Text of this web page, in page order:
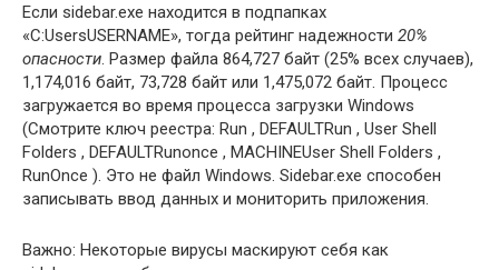
Если sidebar.exe находится в подпапках
«C:UsersUSERNAME», тогда рейтинг надежности 20%
опасности. Размер файла 864,727 байт (25% всех случаев),
1,174,016 байт, 73,728 байт или 1,475,072 байт. Процесс
загружается во время процесса загрузки Windows
(Смотрите ключ реестра: Run , DEFAULTRun , User Shell
Folders , DEFAULTRunonce , MACHINEUser Shell Folders ,
RunOnce ). Это не файл Windows. Sidebar.exe способен
записывать ввод данных и мониторить приложения.
Важно: Некоторые вирусы маскируют себя как